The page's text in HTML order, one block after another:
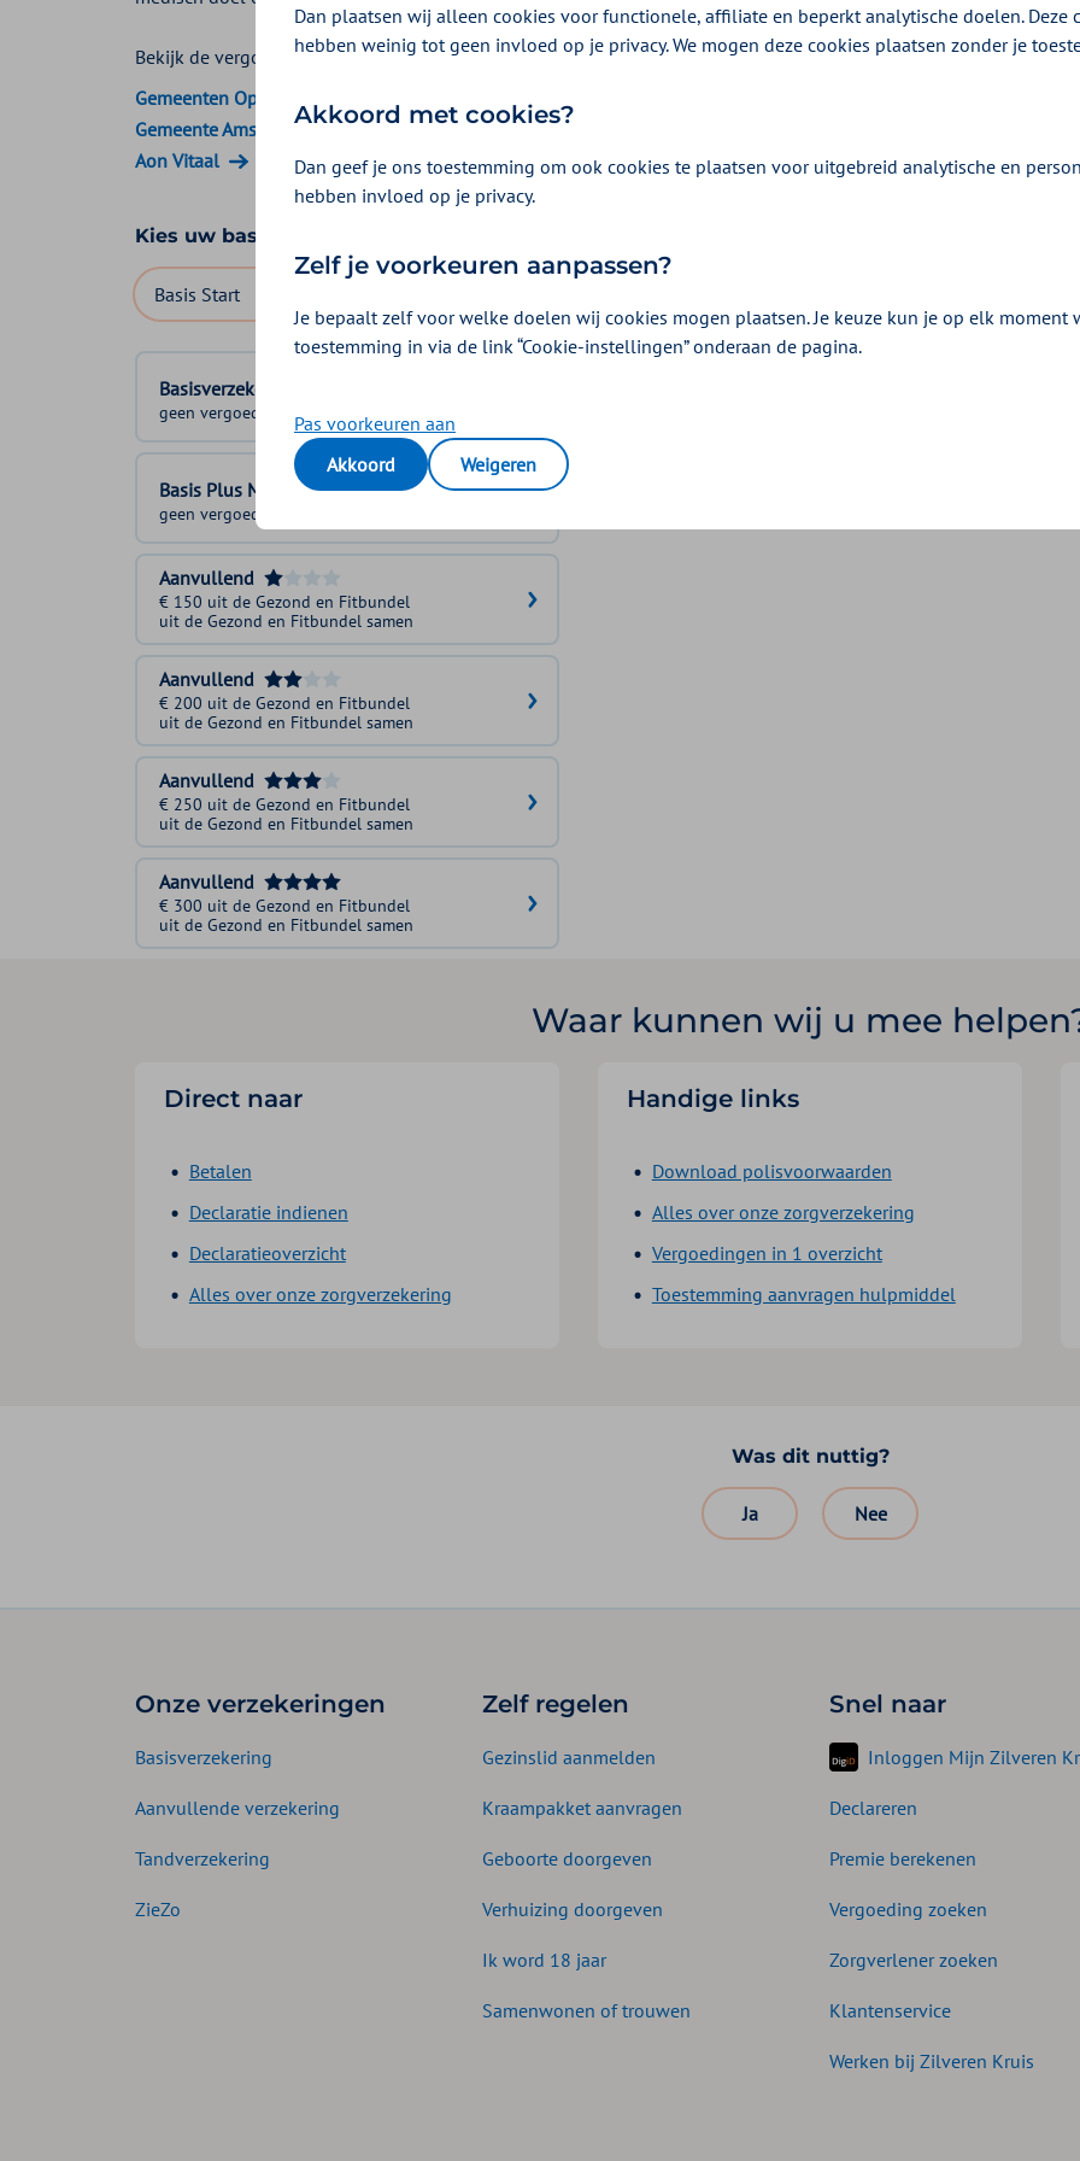
Bekijk de vergoedingen van:
Gemeenten Optimaal
Gemeente Amsterdam
Aon Vitaal
Kies uw basisverzekering
Basis Start
Basisverzekering
geen vergoeding
Basis Plus Module
geen vergoeding
Aanvullend
€ 150 uit de Gezond en Fitbundel
uit de Gezond en Fitbundel samen
Aanvullend
€ 200 uit de Gezond en Fitbundel
uit de Gezond en Fitbundel samen
Aanvullend
€ 250 uit de Gezond en Fitbundel
uit de Gezond en Fitbundel samen
Aanvullend
€ 300 uit de Gezond en Fitbundel
uit de Gezond en Fitbundel samen
Waar kunnen wij u mee
Direct naar
Betalen
Declaratie indienen
Declaratieoverzicht
Alles over onze zorgverzekering
Handige links
Download polisvoorwaarden
Alles over onze zorgverzekering
Vergoedingen in 1 overzicht
Toestemming aanvragen hulpmiddel
Was dit nuttig?
Ja Nee
Onze verzekeringen
Basisverzekering
Aanvullende verzekering
Tandverzekering
ZieZo
Zelf regelen
Gezinslid aanmelden
Kraampakket aanvragen
Geboorte doorgeven
Verhuizing doorgeven
Ik word 18 jaar
Samenwonen of trouwen
Snel naar
Inloggen Mijn Zilveren
Declareren
Premie berekenen
Vergoeding zoeken
Zorgverlener zoeken
Klantenservice
Werken bij Zilveren Kruis
Dan plaatsen wij alleen cookies voor functionele, affiliate en beperkt analytische doelen.
hebben weinig tot geen invloed op je privacy. We mogen deze cookies plaatsen zonder je
Akkoord met cookies?
Dan geef je ons toestemming om ook cookies te plaatsen voor uitgebreid analytische en
hebben invloed op je privacy.
Zelf je voorkeuren aanpassen?
Je bepaalt zelf voor welke doelen wij cookies mogen plaatsen. Je keuze kun je op elk moment
toestemming in via de link “Cookie-instellingen” onderaan de pagina.
Pas voorkeuren aan
Akkoord
Weigeren